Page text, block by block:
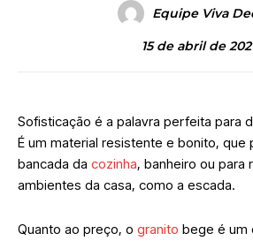
Equipe Viva
15 de abril de
Sofisticação é a palavra perfeita para
É um material resistente e bonito, que
bancada da cozinha, banheiro ou para
ambientes da casa, como a escada.
Quanto ao preço, o granito bege é um